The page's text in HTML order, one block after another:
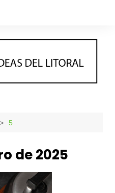
5
de 2025